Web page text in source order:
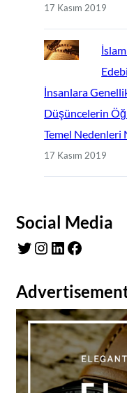
17 Kasım 2019
İnsanlara
Düşüncelerin
Temel Nedenleri
17 Kasım 2019
Social Media
Twitter
Instagram LinkedIn Facebook